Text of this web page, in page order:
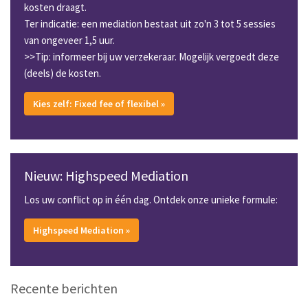
kosten draagt.
Ter indicatie: een mediation bestaat uit zo'n 3 tot 5 sessies
van ongeveer 1,5 uur.
>>Tip: informeer bij uw verzekeraar. Mogelijk vergoedt deze
(deels) de kosten.
Kies zelf: Fixed fee of flexibel »
Nieuw: Highspeed Mediation
Los uw conflict op in één dag. Ontdek onze unieke formule:
Highspeed Mediation »
Recente berichten